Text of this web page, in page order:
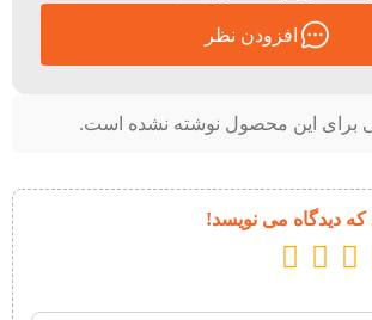
برای این محصول نوشته نشده است.
که دیدگاه می نویسد!
افزودن نظر